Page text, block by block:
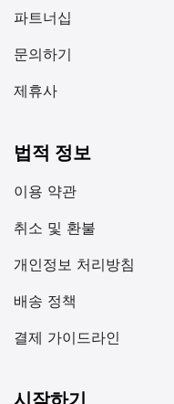
파트너십
문의하기
제휴사
법적 정보
이용 약관
취소 및 환불
개인정보 처리방침
배송 정책
결제 가이드라인